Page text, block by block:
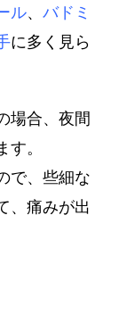
ル、 バドミ
に多く見ら
場合、夜間
。
で、些細な
、痛みが出